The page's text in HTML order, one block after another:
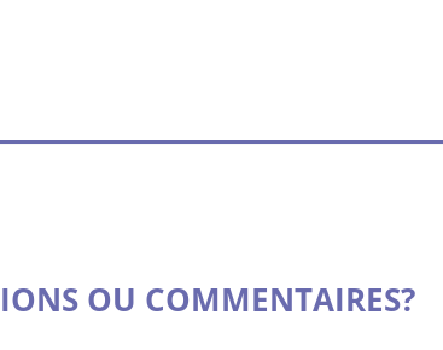
OU COMMENTAIRES?